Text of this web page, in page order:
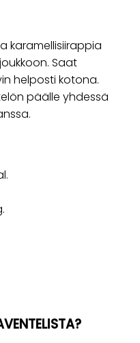
karamellisiirappia
Saat
helposti kotona.
päälle yhdessä